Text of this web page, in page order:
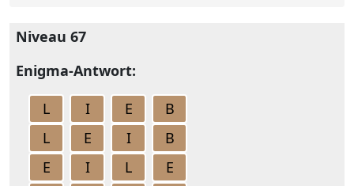
Niveau 67
Enigma-Antwort:
L
I E
B
L
E I
B
E
I L
E